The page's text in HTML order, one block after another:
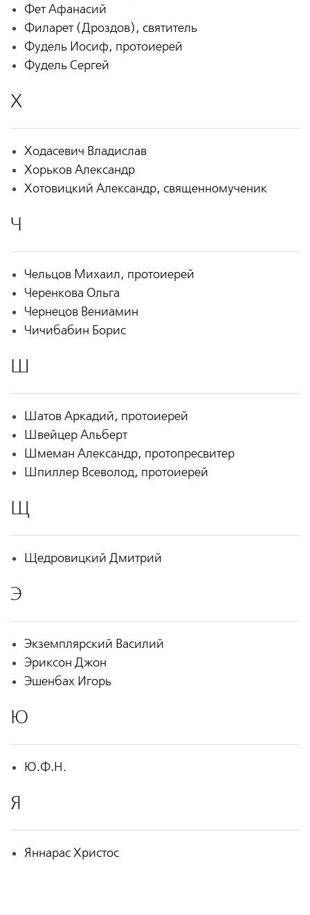
Фет Афанасий
Филарет (Дроздов), святитель
Фудель Иосиф, протоиерей
Фудель Сергей
Х
Ходасевич Владислав
Хорьков Александр
Хотовицкий Александр, священномученик
Ч
Чельцов Михаил, протоиерей
Черенкова Ольга
Чернецов Вениамин
Чичибабин Борис
Ш
Шатов Аркадий, протоиерей
Швейцер Альберт
Шмеман Александр, протопресвитер
Шпиллер Всеволод, протоиерей
Щ
Щедровицкий Дмитрий
Э
Экземплярский Василий
Эриксон Джон
Эшенбах Игорь
Ю
Ю.Ф.Н.
Я
Яннарас Христос